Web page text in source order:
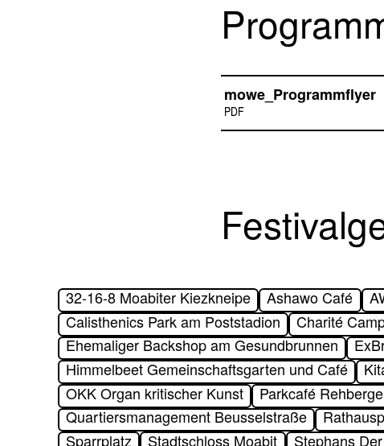
mowe_Programmflyer
PDF
32-16-8 Moabiter Kiezkneipe Ashawo Café
Calisthenics Park am Poststadion
Charité
Ehemaliger Backshop am Gesundbrunnen
Himmelbeet Gemeinschaftsgarten und Café
OKK Organ kritischer Kunst
Parkcafé Rehberge
Quartiersmanagement Beusselstraße
Sparrplatz
Stadtschloss Moabit Stephans